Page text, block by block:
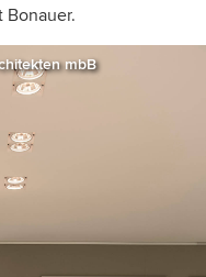
Bonauer.
mbB